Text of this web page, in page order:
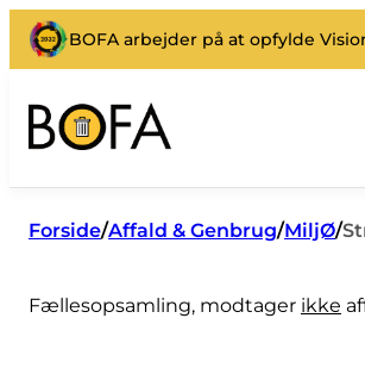
BOFA arbejder på at opfylde
Forside/Affald & Genbrug/MiljØ/
Fællesopsamling, modtager ikke